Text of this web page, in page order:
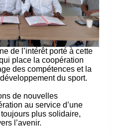
de l’intérêt porté à cette
place la coopération
des compétences et la
du sport.
de nouvelles
au service d’une
plus solidaire,
l’avenir.